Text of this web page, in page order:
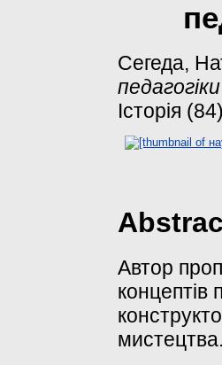
Сегеда,
Історія
Автор
концептів
мистецтва.